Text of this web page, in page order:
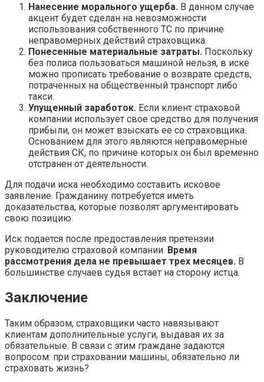
Нанесение морального ущерба. В данном случае
акцент будет сделан на невозможности
использования собственного ТС по причине
неправомерных действий страховщика.
Понесенные материальные затраты. Поскольку
без полиса пользоваться машиной нельзя, в иске
можно прописать требование о возврате средств,
потраченных на общественный транспорт либо
такси.
Упущенный заработок. Если клиент страховой
компании использует свое средство для получения
прибыли, он может взыскать ее со страховщика.
Основанием для этого являются неправомерные
действия СК, по причине которых он был временно
отстранен от деятельности.
Для подачи иска необходимо составить исковое
заявление. Гражданину потребуется иметь
доказательства, которые позволят аргументировать
свою позицию.
Иск подается после предоставления претензии
руководителю страховой компании. Время
рассмотрения дела не превышает трех месяцев. В
большинстве случаев судья встает на сторону истца.
Заключение
Таким образом, страховщики часто навязывают
клиентам дополнительные услуги, выдавая их за
обязательные. В связи с этим граждане задаются
вопросом: при страховании машины, обязательно ли
страховать жизнь?